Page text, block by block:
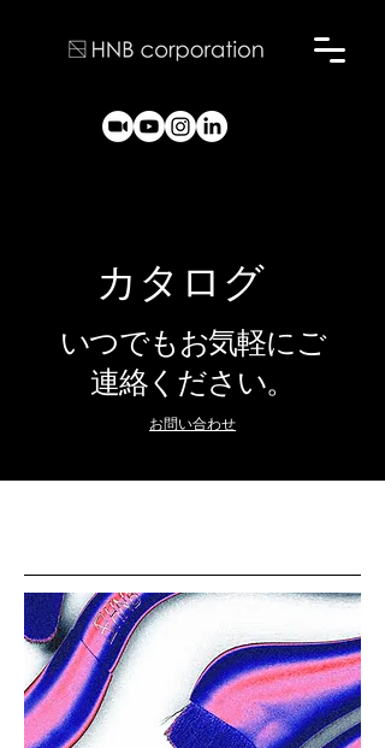
カタログ
いつでもお気軽にご
連絡ください。
お問い合わせ